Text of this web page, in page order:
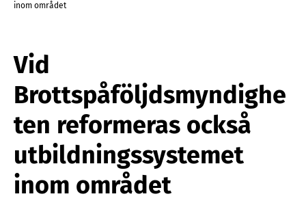
inom området
Vid
Brottspåföljdsmyndighe
ten reformeras också
utbildningssystemet
inom området